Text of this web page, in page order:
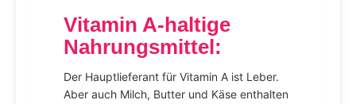
Vitamin A-haltige
Nahrungsmittel:
Der Hauptlieferant für Vitamin A ist Leber.
Aber auch Milch, Butter und Käse enthalten